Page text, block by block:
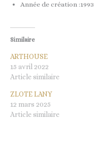
Année de création :1993
Similaire
ARTHOUSE
15 avril 2022
Article similaire
ZLOTE LANY
12 mars 2025
Article similaire